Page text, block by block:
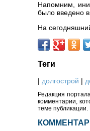
Напомним,
было введено
На
Теги
| долгострой |
Редакция
комментарии,
теме